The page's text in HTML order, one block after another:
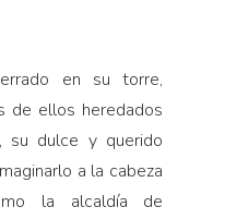
en su torre,
de ellos heredados
su dulce y querido
a la cabeza
la alcaldía de